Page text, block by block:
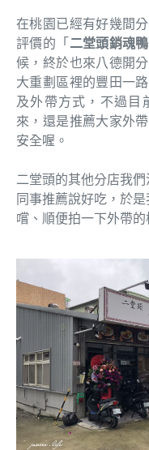
在桃園已經有好幾間
評價的「 二堂頭銷魂
候，終於也來八德開
大重劃區裡的豐田一
及外帶方式，不過目
來，還是推薦大家外
安全喔。
二堂頭的其他分店我
同事推薦說好吃，於
嚐、順便拍一下外帶的